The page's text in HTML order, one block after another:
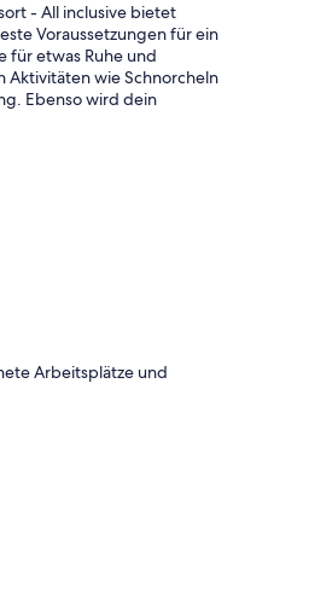
- All inclusive bietet
Voraussetzungen für ein
für etwas Ruhe und
Aktivitäten wie Schnorcheln
Ebenso wird dein
Arbeitsplätze und